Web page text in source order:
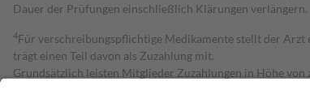
Dauer der Prüfungen einschließlich Klärungen verlängern.
4Für verschreibungspflichtige Medikamente stellt der Arzt
trägt einen Teil davon als Zuzahlung mit.
Grundsätzlich leisten Mitglieder Zuzahlungen in Höhe von